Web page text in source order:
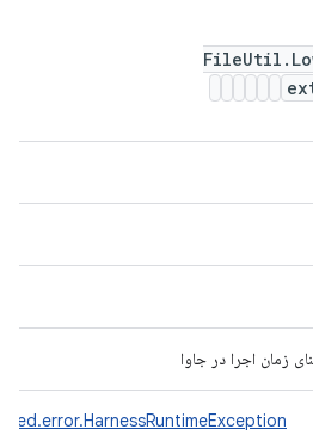
زمان اجرا در جاوا